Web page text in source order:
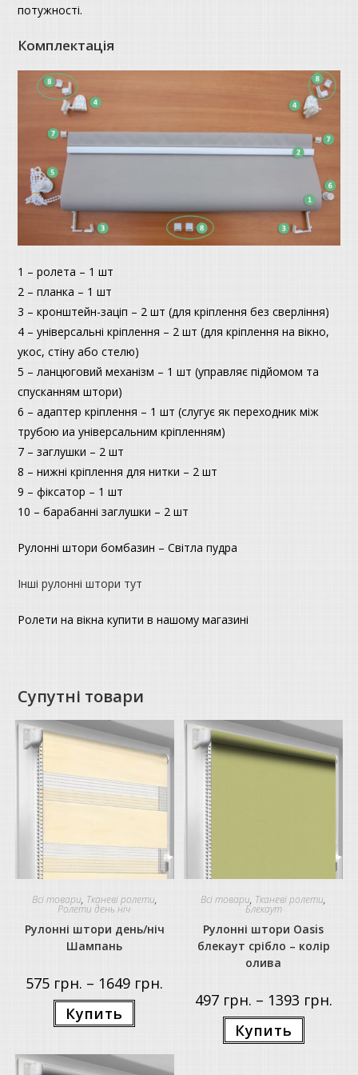
потужності.
Комплектація
1 – ролета – 1 шт
2 – планка – 1 шт
3 – кронштейн-заціп – 2 шт (для кріплення без сверління)
4 – універсальні кріплення – 2 шт (для кріплення на вікно,
укос, стіну або стелю)
5 – ланцюговий механізм – 1 шт (управляє підйомом та
спусканням штори)
6 – адаптер кріплення – 1 шт (слугує як переходник між
трубою иа універсальним кріпленням)
7 – заглушки – 2 шт
8 – нижні кріплення для нитки – 2 шт
9 – фіксатор – 1 шт
10 – барабанні заглушки – 2 шт
Рулонні штори бомбазин – Світла пудра
Інші рулонні штори тут
Ролети на вікна купити в нашому магазині
Супутні товари
Всі товари, Тканеві ролети,
Ролети день ніч
Рулонні штори день/ніч
Шампань
575 грн. – 1649 грн.
575 грн.
Купить Цей
має
Параметри
можна
Всі товари, Тканеві ролети,
Блекаут
Рулонні штори Oasis
блекаут срібло – колір
олива
497 грн. – 1393 грн.
Купить Цей
має